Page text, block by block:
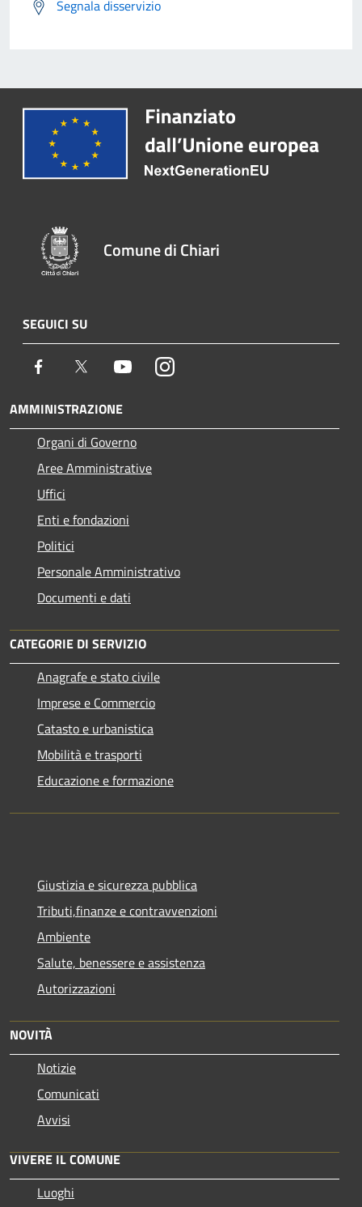
Segnala disservizio
Comune di Chiari
SEGUICI SU
Facebook Twitter YoutubeInstagram
AMMINISTRAZIONE
Organi di Governo
Aree Amministrative
Uffici
Enti e fondazioni
Politici
Personale Amministrativo
Documenti e dati
CATEGORIE DI SERVIZIO
Anagrafe e stato civile
Imprese e Commercio
Catasto e urbanistica
Mobilità e trasporti
Educazione e formazione
Giustizia e sicurezza pubblica
Tributi,finanze e contravvenzioni
Ambiente
Salute, benessere e assistenza
Autorizzazioni
NOVITÀ
Notizie
Comunicati
Avvisi
VIVERE IL COMUNE
Luoghi